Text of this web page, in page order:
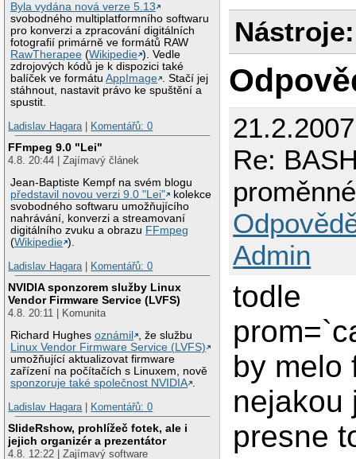
Byla vydána nová verze 5.13
svobodného multiplatformního softwaru
pro konverzi a zpracování digitálních
fotografií primárně ve formátů RAW
RawTherapee (Wikipedie ). Vedle
zdrojových kódů je k dispozici také
balíček ve formátuAppImage . Stačí jej
stáhnout, nastavit právo ke spuštění a
spustit.
Ladislav Hagara| Komentářů: 0
FFmpeg 9.0 "Lei"
4.8. 20:44 | Zajímavý článek
Jean-Baptiste Kempf na svém blogu
představil novou verzi 9.0 "Lei"
kolekce
svobodného softwaru umožňujícího
nahrávání, konverzi a streamovaní
digitálního zvuku a obrazu FFmpeg
(Wikipedie ).
Ladislav Hagara| Komentářů: 0
NVIDIA sponzorem služby Linux
Vendor Firmware Service (LVFS)
4.8. 20:11 | Komunita
Richard Hughesoznámil
, že službu
Linux Vendor Firmware Service (LVFS)
umožňující aktualizovat firmware
zařízení na počítačích s Linuxem, nově
sponzoruje také společnost NVIDIA .
Ladislav Hagara| Komentářů: 0
SlideRshow, prohlížeč fotek, ale i
jejich organizér a prezentátor
4.8. 12:22 | Zajímavý software
Nástroje:
Re:
proměnné
Admin
todle
by melo
nejakou
presne